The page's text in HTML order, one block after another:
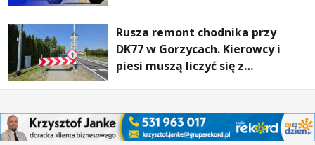
Rusza remont chodnika przy
DK77 w Gorzycach. Kierowcy i
piesi muszą liczyć się z